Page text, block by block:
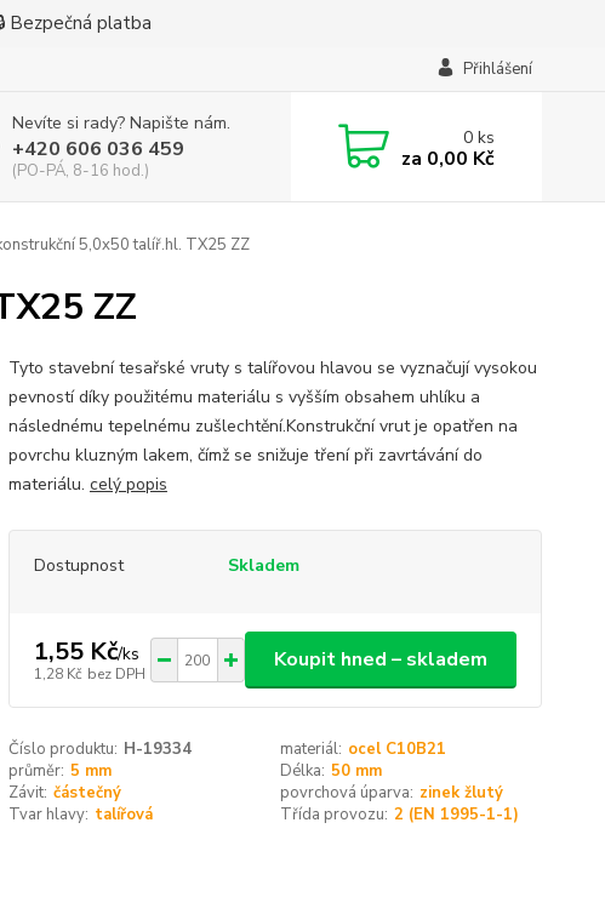
Bezpečná platba
Přihlášení
Nevíte si rady? Napište nám.
+420 606 036 459
(PO-PÁ, 8-16 hod.)
0ks
za 0,00 Kč
5,0x50 talíř.hl. TX25 ZZ
ZZ
Tyto stavební tesařské vruty s talířovou hlavou se vyznačují vysokou
pevností díky použitému materiálu s vyšším obsahem uhlíku a
následnému tepelnému zušlechtění.Konstrukční vrut je opatřen na
povrchu kluzným lakem, čímž se snižuje tření při zavrtávání do
materiálu. celý popis
Dostupnost Skladem
1,55 Kč/ks
1,28 Kč bez DPH
Koupit hned – skladem
Číslo produktu: H-19334 materiál: ocel C10B21
průměr: 5 mm Délka: 50 mm
Závit: částečný povrchová úparva: zinek žlutý
Tvar hlavy: talířová Třída provozu: 2 (EN 1995-1-1)